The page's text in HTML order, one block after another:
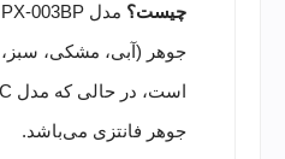
چیست؟
جوهر (آبی، مشکی،
جوهر فانتزی می‌باشد.